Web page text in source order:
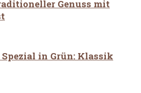
Genuss mit
Spezial in Grün: Klassik